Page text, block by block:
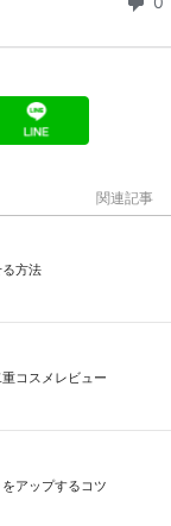
関連記事
方法
コスメレビュー
アップするコツ